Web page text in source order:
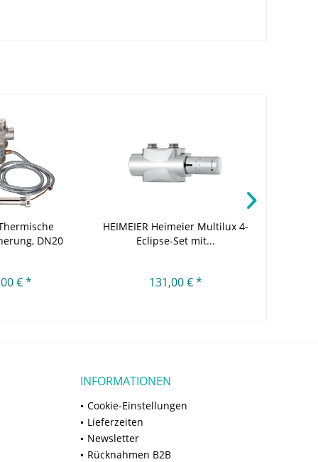
DN20
€ *
HEIMEIER Heimeier Multilux 4-
Eclipse-Set mit...
131,00 € *
INFORMATIONEN
Cookie-Einstellungen
Lieferzeiten
Newsletter
Rücknahmen B2B